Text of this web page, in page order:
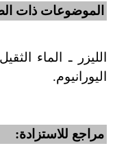
الموضوعات ذات
الليزر ـ الماء
اليورانيوم.
مراجع للاستزادة: